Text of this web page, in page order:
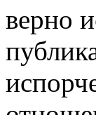
верно